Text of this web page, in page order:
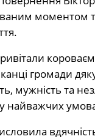
моментом
громади
мужність та
у найважчих